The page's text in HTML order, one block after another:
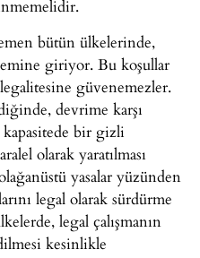
bütün ülkelerinde,
giriyor. Bu koşullar
güvenemezler.
devrime karşı
bir gizli
olarak yaratılması
yasalar yüzünden
legal olarak sürdürme
legal çalışmanın
kesinlikle